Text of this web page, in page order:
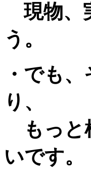
現物、
う。
・でも
り、
もっと
いです。